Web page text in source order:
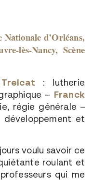
d’Orléans,
lès-Nancy, Scène
: lutherie
– Franck
régie générale –
développement et
voulu savoir ce
roulant et
qui me